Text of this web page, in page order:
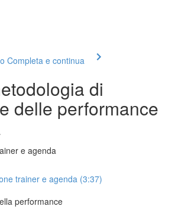
Completa e continua
di
delle performance
e agenda
trainer e agenda (3:37)
performance